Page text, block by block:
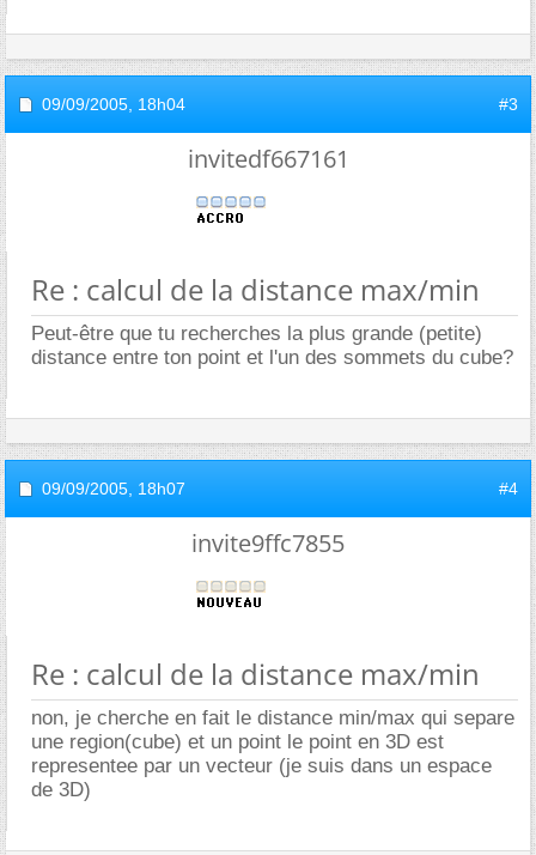
09/09/2005, 18h04 #3
invitedf667161
Re : calcul de la distance max/min
Peut-être que tu recherches la plus grande (petite)
distance entre ton point et l'un des sommets du cube?
09/09/2005, 18h07 #4
invite9ffc7855
Re : calcul de la distance max/min
non, je cherche en fait le distance min/max qui separe
une region(cube) et un point le point en 3D est
representee par un vecteur (je suis dans un espace
de 3D)